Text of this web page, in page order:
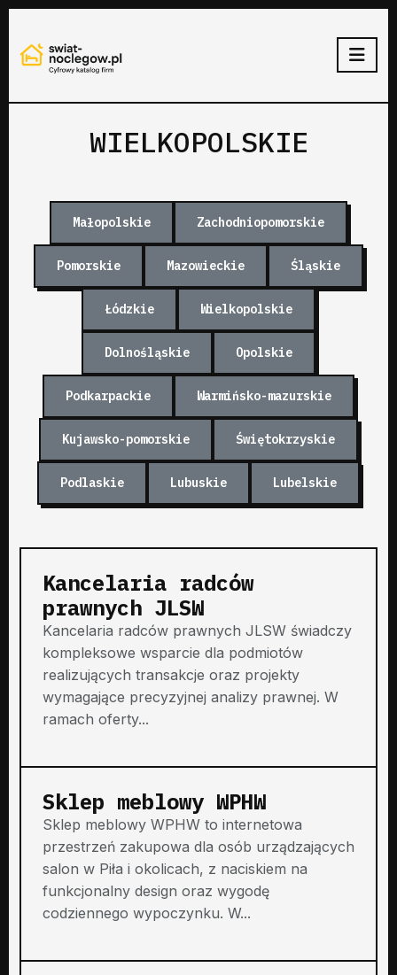
WIELKOPOLSKIE
Małopolskie Zachodniopomorskie
Pomorskie Mazowieckie Śląskie
Łódzkie Wielkopolskie
Dolnośląskie Opolskie
Podkarpackie Warmińsko-mazurskie
Kujawsko-pomorskie Świętokrzyskie
Podlaskie Lubuskie Lubelskie
Kancelaria radców
prawnych JLSW
Kancelaria radców prawnych JLSW świadczy
kompleksowe wsparcie dla podmiotów
realizujących transakcje oraz projekty
wymagające precyzyjnej analizy prawnej. W
ramach oferty...
Sklep meblowy WPHW
Sklep meblowy WPHW to internetowa
przestrzeń zakupowa dla osób urządzających
salon w Piła i okolicach, z naciskiem na
funkcjonalny design oraz wygodę
codziennego wypoczynku. W...